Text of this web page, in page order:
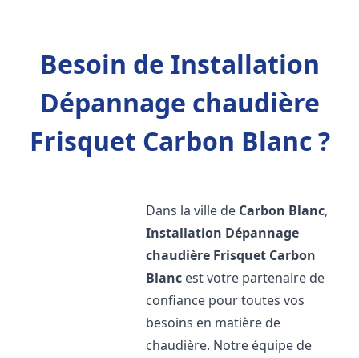
Besoin de Installation
Dépannage chaudière
Frisquet Carbon Blanc ?
Dans la ville de Carbon Blanc,
Installation Dépannage
chaudière Frisquet Carbon
Blanc est votre partenaire de
confiance pour toutes vos
besoins en matière de
chaudière. Notre équipe de